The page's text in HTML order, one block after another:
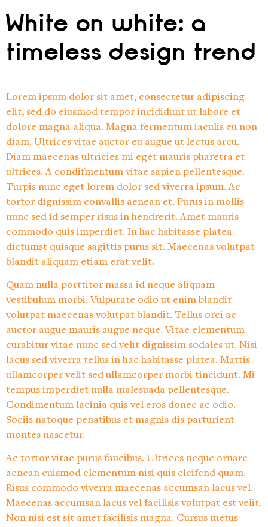
White on white: a
timeless design trend
Lorem ipsum dolor sit amet, consectetur adipiscing
elit, sed do eiusmod tempor incididunt ut labore et
dolore magna aliqua. Magna fermentum iaculis eu non
diam. Ultrices vitae auctor eu augue ut lectus arcu.
Diam maecenas ultricies mi eget mauris pharetra et
ultrices. A condifmentum vitae sapien pellentesque.
Turpis nunc eget lorem dolor sed viverra ipsum. Ac
tortor dignissim convallis aenean et. Purus in mollis
nunc sed id semper risus in hendrerit. Amet mauris
commodo quis imperdiet. In hac habitasse platea
dictumst quisque sagittis purus sit. Maecenas volutpat
blandit aliquam etiam erat velit.
Quam nulla porttitor massa id neque aliquam
vestibulum morbi. Vulputate odio ut enim blandit
volutpat maecenas volutpat blandit. Tellus orci ac
auctor augue mauris augue neque. Vitae elementum
curabitur vitae nunc sed velit dignissim sodales ut. Nisi
lacus sed viverra tellus in hac habitasse platea. Mattis
ullamcorper velit sed ullamcorper morbi tincidunt. Mi
tempus imperdiet nulla malesuada pellentesque.
Condimentum lacinia quis vel eros donec ac odio.
Sociis natoque penatibus et magnis dis parturient
montes nascetur.
Ac tortor vitae purus faucibus. Ultrices neque ornare
aenean euismod elementum nisi quis eleifend quam.
Risus commodo viverra maecenas accumsan lacus vel.
Maecenas accumsan lacus vel facilisis volutpat est velit.
Non nisi est sit amet facilisis magna. Cursus metus